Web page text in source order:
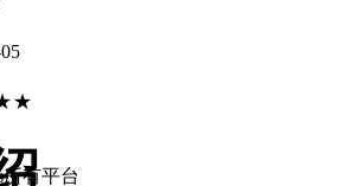
有平台